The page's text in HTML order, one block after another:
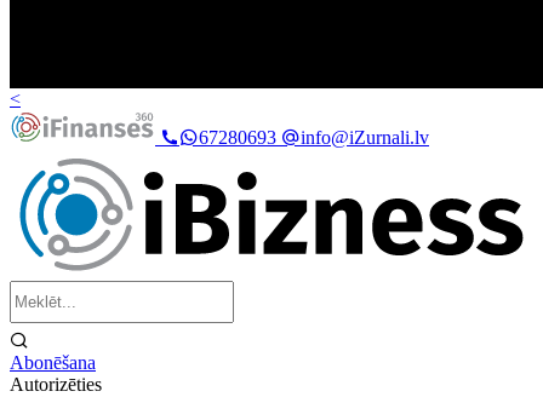
<
67280693
info@iZurnali.lv
Abonēšana
Autorizēties